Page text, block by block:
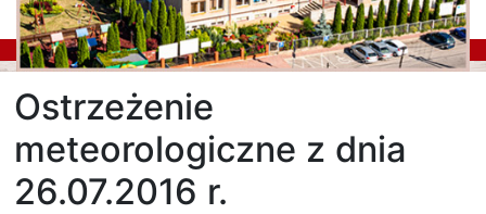
Ostrzeżenie
meteorologiczne z dnia
26.07.2016 r.